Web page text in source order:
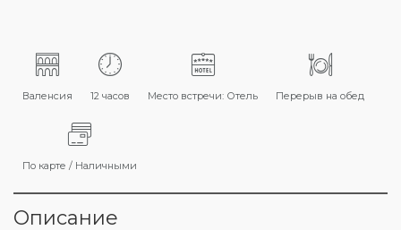
Валенсия 12 часов Место встречи: Отель Перерыв на обед
По карте / Наличными
Описание